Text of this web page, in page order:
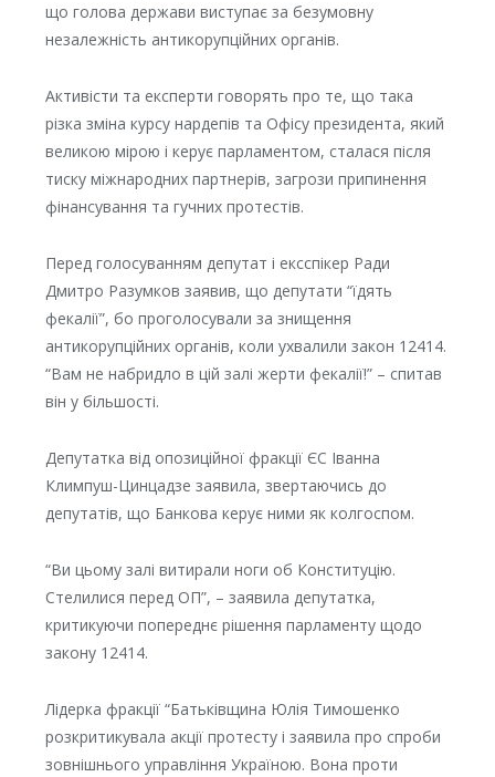
що голова держави виступає за безумовну
незалежність антикорупційних органів.
Активісти та експерти говорять про те, що така
різка зміна курсу нардепів та Офісу президента, який
великою мірою і керує парламентом, сталася після
тиску міжнародних партнерів, загрози припинення
фінансування та гучних протестів.
Перед голосуванням депутат і ексспікер Ради
Дмитро Разумков заявив, що депутати “їдять
фекалії”, бо проголосували за знищення
антикорупційних органів, коли ухвалили закон 12414.
“Вам не набридло в цій залі жерти фекалії!” – спитав
він у більшості.
Депутатка від опозиційної фракції ЄС Іванна
Климпуш-Цинцадзе заявила, звертаючись до
депутатів, що Банкова керує ними як колгоспом.
“Ви цьому залі витирали ноги об Конституцію.
Стелилися перед ОП”, – заявила депутатка,
критикуючи попереднє рішення парламенту щодо
закону 12414.
Лідерка фракції “Батьківщина Юлія Тимошенко
розкритикувала акції протесту і заявила про спроби
зовнішнього управління Україною. Вона проти